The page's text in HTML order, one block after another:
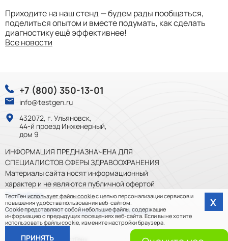
Приходите на наш стенд — будем рады пообщаться,
поделиться опытом и вместе подумать, как сделать
диагностику ещё эффективнее!
Все новости
ИНФОРМАЦИЯ ПРЕДНАЗНАЧЕНА ДЛЯ
СПЕЦИАЛИСТОВ СФЕРЫ ЗДРАВООХРАНЕНИЯ
Материалы сайта носят информационный
характер и не являются публичной офертой
Подробнее
Политика обработки персональных данных
+7 (800) 350-13-01
info@testgen.ru
432072, г. Ульяновск,
44-й проезд Инженерный,
дом 9
Х
ТестГен использует файлы cookieс целью персонализации сервисов и
повышения удобства пользования веб-сайтом.
Cookie представляют собой небольшие файлы, содержащие
информацию о предыдущих посещениях веб-сайта. Если вы не хотите
использовать файлы cookie, измените настройки браузера.
ПРИНЯТЬ